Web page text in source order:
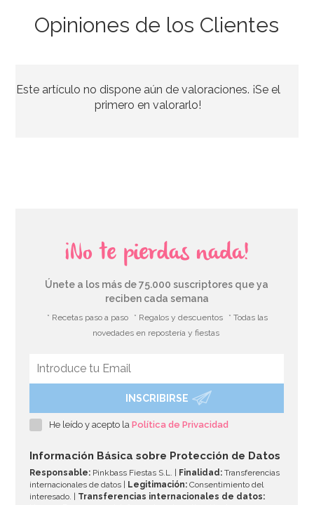
6,49€ 6,49€
Molde Plástico Cerebro 19,5 cm
Opiniones de los Clientes
Este artículo no dispone aún de valoraciones. ¡Se el
primero en valorarlo!
¡No te pierdas nada!
Únete a los más de 75.000 suscriptores que ya
reciben cada semana
* Recetas paso a paso * Regalos y descuentos
* Todas las
novedades en repostería y fiestas
INSCRIBIRSE
He leído y acepto laPolítica de Privacidad
Información Básica sobre Protección de Datos
Responsable: Pinkbass Fiestas S.L. | Finalidad: Transferencias
internacionales de datos |
Legitimación: Consentimiento del
interesado. | Transferencias internacionales de datos: